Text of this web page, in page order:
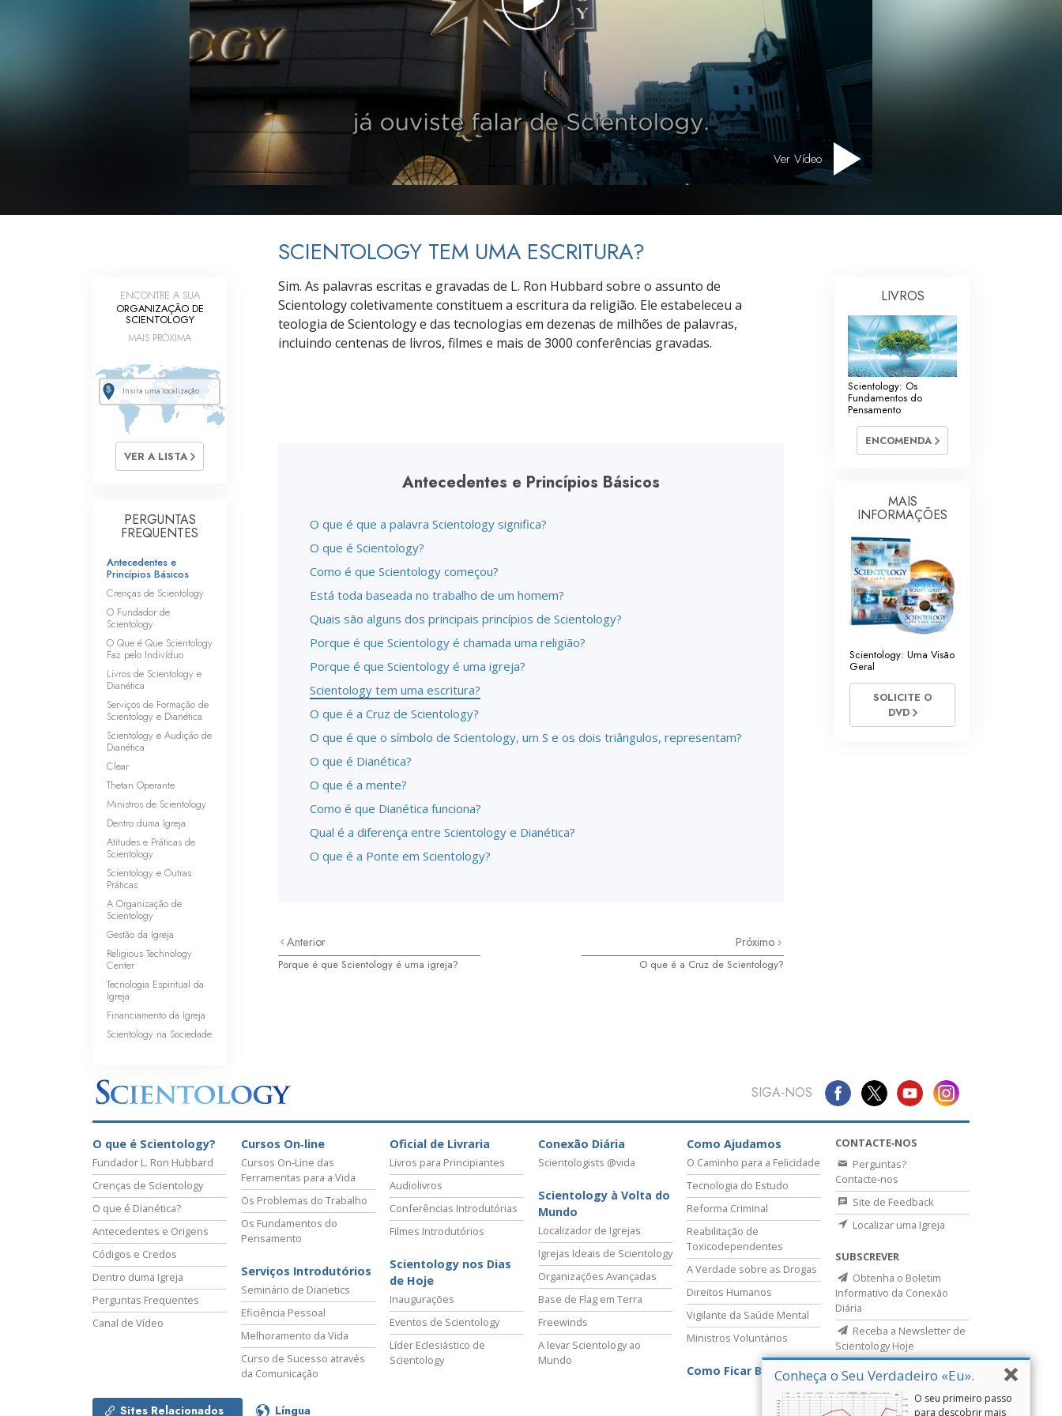
O que é a Grandeza?
Respostas às Drogas
Crianças
Ferramentas para o Local do Trabalho
Ética e as Condições
A Causa da Supressão
Investigações
A Tecnologia de Estudo
Ver Vídeo
SCIENTOLOGY TEM UMA ESCRITURA?
Sim. As palavras escritas e gravadas de L. Ron Hubbard sobre o assunto de
Scientology coletivamente constituem a escritura da religião. Ele estabeleceu a
teologia de Scientology e das tecnologias em dezenas de milhões de palavras,
incluindo centenas de livros, filmes e mais de 3000 conferências gravadas.
Antecedentes e Princípios Básicos
O que é que a palavra Scientology significa?
O que é Scientology?
Como é que Scientology começou?
Está toda baseada no trabalho de um homem?
Quais são alguns dos principais princípios de Scientology?
Porque é que Scientology é chamada uma religião?
Porque é que Scientology é uma igreja?
Scientology tem uma escritura?
O que é a Cruz de Scientology?
O que é que o símbolo de Scientology, um S e os dois triângulos, representam?
O que é Dianética?
O que é a mente?
Como é que Dianética funciona?
Qual é a diferença entre Scientology e Dianética?
O que é a Ponte em Scientology?
Anterior
Porque é que Scientology é uma igreja?
Próximo
O que é a Cruz de Scientology?
ENCONTRE A SUA
ORGANIZAÇÃO DE
SCIENTOLOGY
MAIS PRÓXIMA
VER A LISTA
PERGUNTAS
FREQUENTES
Antecedentes e
Princípios Básicos
Crenças de Scientology
O Fundador de
Scientology
O Que é Que Scientology
Faz pelo Indivíduo
Livros de Scientology e
Dianética
Serviços de Formação de
Scientology e Dianética
Scientology e Audição de
Dianética
Clear
Thetan Operante
Ministros de Scientology
Dentro duma Igreja
Atitudes e Práticas de
Scientology
Scientology e Outras
Práticas
A Organização de
Scientology
Gestão da Igreja
Religious Technology
Center
Tecnologia Espiritual da
Igreja
Financiamento da Igreja
Scientology na Sociedade
LIVROS
Scientology: Os
Fundamentos do
Pensamento
ENCOMENDA
MAIS
INFORMAÇÕES
Scientology: Uma Visão
Geral
SOLICITE O
DVD
Conheça o Seu Verdadeiro «Eu».
O seu primeiro passo
para descobrir mais
SIGA‑NOS
O que é Scientology?
Fundador L. Ron Hubbard
Crenças de Scientology
O que é Dianética?
Antecedentes e Origens
Códigos e Credos
Dentro duma Igreja
Perguntas Frequentes
Canal de Vídeo
Cursos On‑line
Cursos On‑Line das
Ferramentas para a Vida
Os Problemas do Trabalho
Os Fundamentos do
Pensamento
Serviços Introdutórios
Seminário de Dianetics
Eficiência Pessoal
Melhoramento da Vida
Curso de Sucesso através
da Comunicação
Oficial de Livraria
Livros para Principiantes
Audiolivros
Conferências Introdutórias
Filmes Introdutórios
Scientology nos Dias
de Hoje
Inaugurações
Eventos de Scientology
Líder Eclesiástico de
Scientology
Conexão Diária
Scientologists @vida
Scientology à Volta do
Mundo
Localizador de Igrejas
Igrejas Ideais de Scientology
Organizações Avançadas
Base de Flag em Terra
Freewinds
A levar Scientology ao
Mundo
Como Ajudamos
O Caminho para a Felicidade
Tecnologia do Estudo
Reforma Criminal
Reabilitação de
Toxicodependentes
A Verdade sobre as Drogas
Direitos Humanos
Vigilante da Saúde Mental
Ministros Voluntários
Como Ficar Bem
CONTACTE‑NOS
Perguntas?
Contacte‑nos
Site de Feedback
Localizar uma Igreja
SUBSCREVER
Obtenha o Boletim
Informativo da Conexão
Diária
Receba a Newsletter de
Scientology Hoje
Sites Relacionados Língua